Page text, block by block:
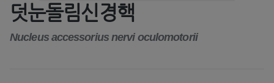
덧눈돌림신경핵
Nucleus accessorius nervi oculomotorii